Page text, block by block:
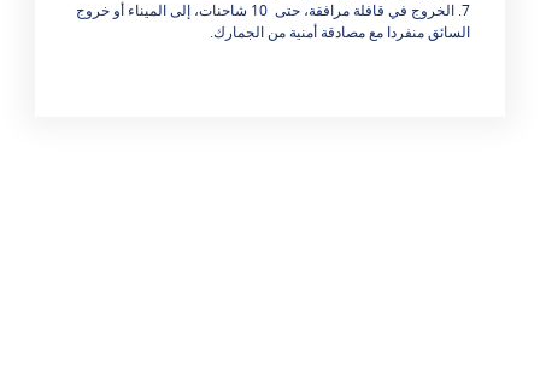
7. الخروج في قافلة مرافقة، حتى 10 شاحنات، إلى الميناء أو خروج
السائق منفردا مع مصادقة أمنية من الجمارك.